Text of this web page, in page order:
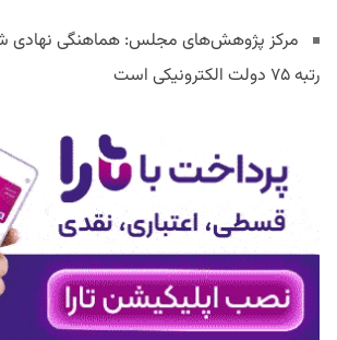
مرکز پژوهش‌های مجلس: هماهنگی نهادی
رتبه ۷۵ دولت الکترونیکی است